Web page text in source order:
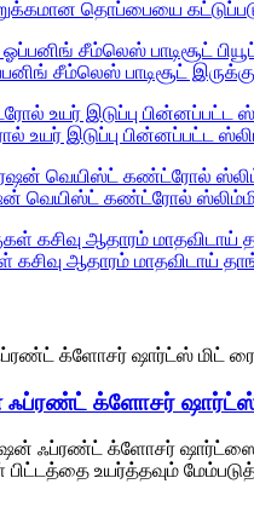
தொப்பையை
சீம்லெஸ் பாடிசூட்
உயர் இடுப்பு பின்னப்பட்ட
கண்ட்ரோல்
கசிவு ஆதாரம் மாதவிடாய்
க்ளோசர் ஷார்ட்ஸ்
ஃப்ரண்ட் க்ளோசர் ஷார்ட்ஸை
உயர்த்தவும்